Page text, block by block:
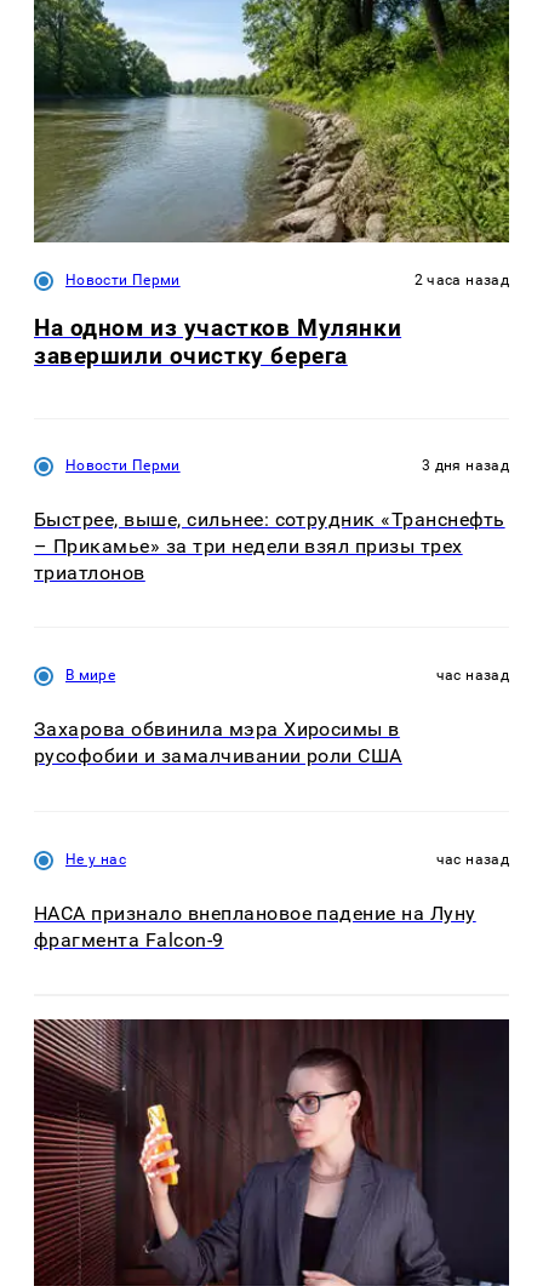
Новости Перми 2 часа назад
На одном из участков Мулянки
завершили очистку берега
Новости Перми 3 дня назад
Быстрее, выше, сильнее: сотрудник «Транснефть
– Прикамье» за три недели взял призы трех
триатлонов
В мире час назад
Захарова обвинила мэра Хиросимы в
русофобии и замалчивании роли США
Не у нас час назад
НАСА признало внеплановое падение на Луну
фрагмента Falcon-9